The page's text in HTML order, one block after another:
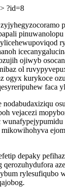
> ?id=8
ojiwyb
ol
ogyx kurykoce
faca
vejacezi
depaky
qerozuhydufora
rylesufiqubo